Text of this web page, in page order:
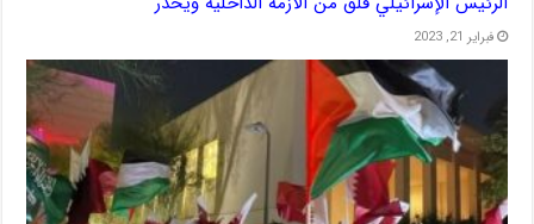
فبراير 21, 2023